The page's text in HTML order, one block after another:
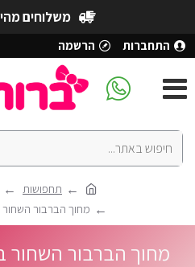
משלוחים
התחברות הרשמה
תחפושות
מחוך הברבור השחור
מחוך הברבור השחור